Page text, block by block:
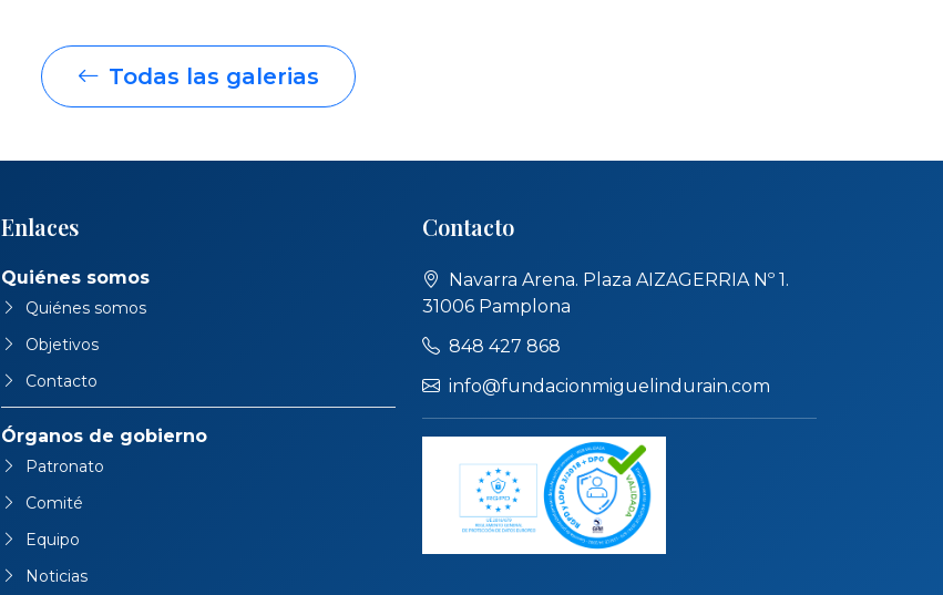
Todas las galerias
Enlaces
Quiénes somos
Quiénes somos
Objetivos
Contacto
Órganos de gobierno
Patronato
Comité
Equipo
Noticias
Contacto
Navarra Arena. Plaza AIZAGERRIA Nº 1.
31006 Pamplona
848 427 868
info@fundacionmiguelindurain.com